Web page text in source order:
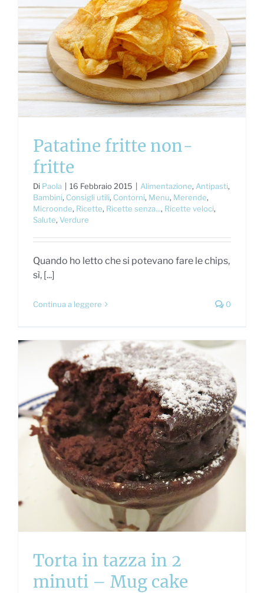
Patatine fritte non-
fritte
Di Paola 16 Febbraio 2015 Alimentazione, Antipasti,
Bambini, Consigli utili, Contorni, Menu, Merende,
Microonde, Ricette, Ricette senza..., Ricette veloci,
Salute, Verdure
Quando ho letto che si potevano fare le chips,
sì, [...]
Continua a leggere 0
Torta in tazza in 2
minuti – Mug cake